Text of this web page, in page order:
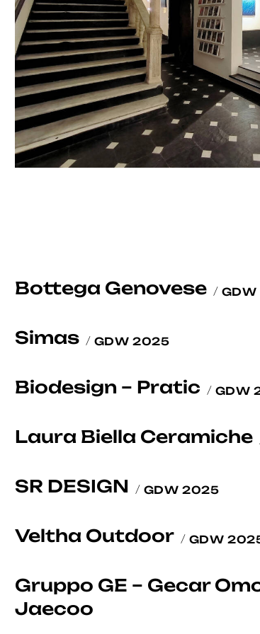
Bottega Genovese
GDW 2025
Simas
GDW
Biodesign – Pratic
Laura Biella Ceramiche
GDW 2025
SR DESIGN
GDW
Veltha Outdoor
Gruppo GE – Gecar
Jaecoo